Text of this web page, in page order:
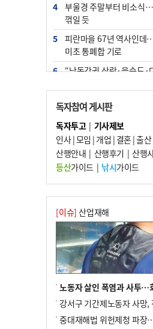
4
부울경 주말부터 비소식
꺾일 듯
5
피란마을 67년 역사인데
미초 통폐합 기로
6
“낙동강권 삼락·을숙도·
7
오늘의 날씨- 2026년 8월 7
8
외국인 선원 ‘인신매매 경
우려가 현실로
9
[사설] 해수부 신청사 북항
수도 도약의 전환점
10 르노 못 타는 부산시장…
힌 지역기업 응원
독자참여 게시판
독자투고| 기사제보
인사|모임 | 개업 | 결혼|출산
산행안내 | 산행후기 | 산행
등산가이드| 낚시가이드
[이슈] 산업재해